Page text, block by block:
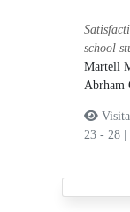
school
Martell
Abrham
23 - 28